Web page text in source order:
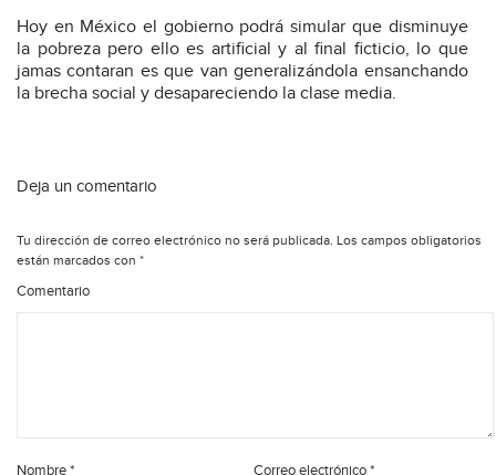
Hoy en México el gobierno podrá simular que disminuye
la pobreza pero ello es artificial y al final ficticio, lo que
jamas contaran es que van generalizándola ensanchando
la brecha social y desapareciendo la clase media.
Deja un comentario
Tu dirección de correo electrónico no será publicada. Los campos obligatorios
están marcados con *
Comentario
Nombre* Correo electrónico*